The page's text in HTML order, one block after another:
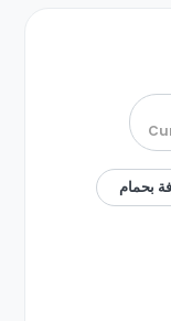
بحمام